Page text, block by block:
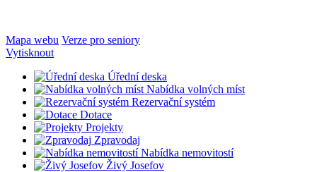
Mapa webu Verze pro seniory
Vytisknout
Úřední deska
Nabídka volných míst
Rezervační systém
Dotace
Projekty
Zpravodaj
Nabídka nemovitostí
Živý Josefov